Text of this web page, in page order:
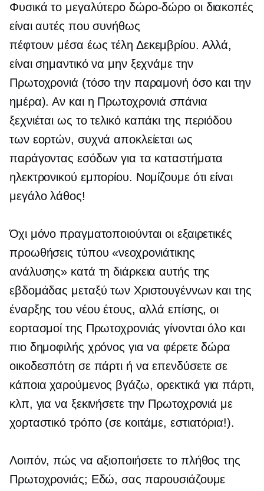
Φυσικά το μεγαλύτερο δώρο-δώρο οι διακοπές
είναι αυτές που συνήθως
πέφτουν μέσα έως τέλη Δεκεμβρίου. Αλλά,
είναι σημαντικό να μην ξεχνάμε την
Πρωτοχρονιά (τόσο την παραμονή όσο και την
ημέρα). Αν και η Πρωτοχρονιά σπάνια
ξεχνιέται ως τοτελικό καπάκι της περιόδου
των εορτών, συχνά αποκλείεται ως
παράγοντας εσόδων για τα καταστήματα
ηλεκτρονικού εμπορίου. Νομίζουμε ότι είναι
μεγάλο λάθος!
Όχι μόνο πραγματοποιούνται οι εξαιρετικές
προωθήσεις τύπου «νεοχρονιάτικης
ανάλυσης» κατά τη διάρκεια αυτής της
εβδομάδας μεταξύ των Χριστουγέννων και της
έναρξης του νέου έτους, αλλά επίσης, οι
εορτασμοί της Πρωτοχρονιάς γίνονται όλο και
πιο δημοφιλής χρόνος για να φέρετε δώρα
οικοδεσπότη σε πάρτι ή να επενδύσετε σε
κάποια χαρούμενος βγάζω, ορεκτικά για πάρτι,
κλπ, για να ξεκινήσετε την Πρωτοχρονιά με
χορταστικό τρόπο (σε κοιτάμε, εστιατόρια!).
Λοιπόν, πώς να αξιοποιήσετε το πλήθος της
Πρωτοχρονιάς; Εδώ, σας παρουσιάζουμε